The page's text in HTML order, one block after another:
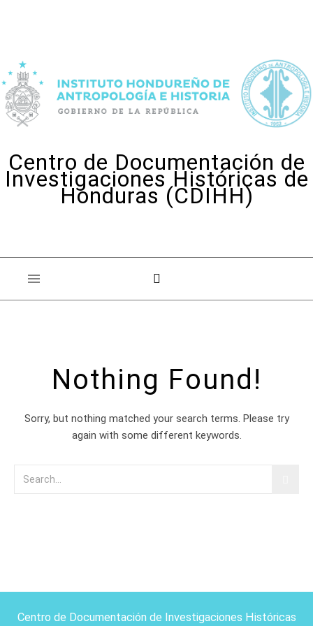
Centro de Documentación de
Investigaciones Históricas de
Honduras (CDIHH)
Nothing Found!
Sorry, but nothing matched your search terms. Please try
again with some different keywords.
Centro de Documentación de Investigaciones Históricas